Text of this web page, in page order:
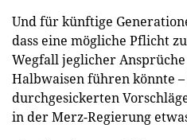
Und für künftige
dass eine mögliche Pflicht
Wegfall jeglicher
Halbwaisen führen könnte
durchgesickerten
in der Merz-Regierung